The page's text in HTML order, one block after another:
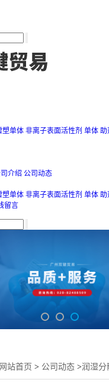
塑单体 非离子表面活性剂 单体 助
介绍 公司动态
塑单体 非离子表面活性剂 单体 助
留言
网站首页 > 公司动态 >润湿分